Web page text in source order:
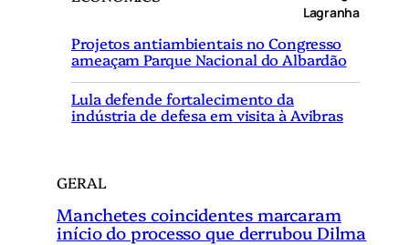
Lagranha
Projetos antiambientais no Congresso
ameaçam Parque Nacional do Albardão
Lula defende fortalecimento da
indústria de defesa em visita à Avibras
GERAL
Manchetes coincidentes marcaram
início do processo que derrubou Dilma